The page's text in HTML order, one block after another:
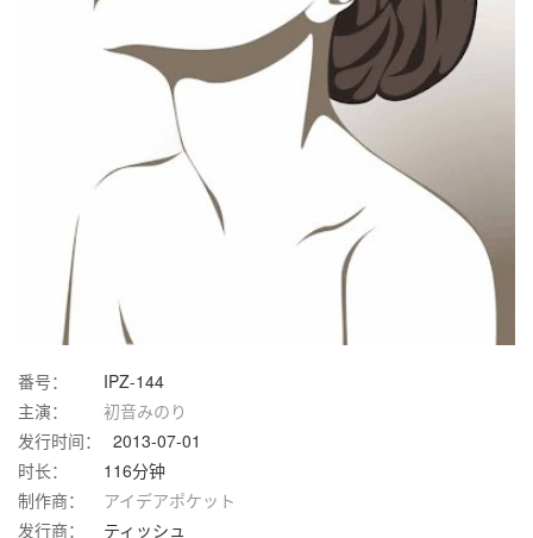
番号：
IPZ-144
主演：
初音みのり
发行时间：
2013-07-01
时长：
116分钟
制作商：
アイデアポケット
发行商：
ティッシュ